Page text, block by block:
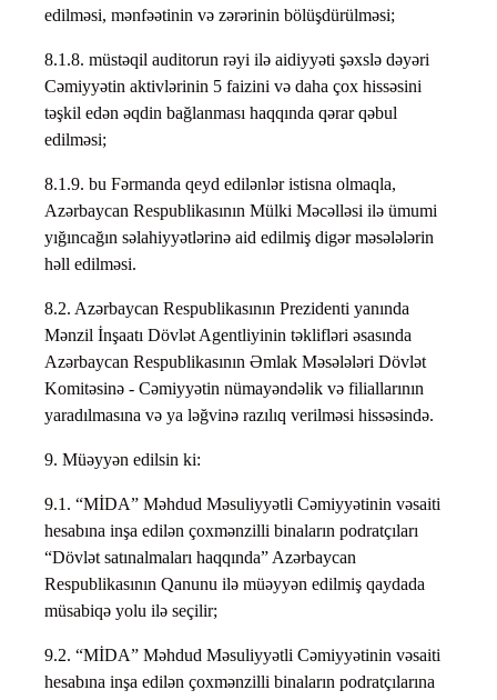
edilməsi, mənfəətinin və zərərinin bölüşdürülməsi;
8.1.8. müstəqil auditorun rəyi ilə aidiyyəti şəxslə dəyəri
Cəmiyyətin aktivlərinin 5 faizini və daha çox hissəsini
təşkil edən əqdin bağlanması haqqında qərar qəbul
edilməsi;
8.1.9. bu Fərmanda qeyd edilənlər istisna olmaqla,
Azərbaycan Respublikasının Mülki Məcəlləsi ilə ümumi
yığıncağın səlahiyyətlərinə aid edilmiş digər məsələlərin
həll edilməsi.
8.2. Azərbaycan Respublikasının Prezidenti yanında
Mənzil İnşaatı Dövlət Agentliyinin təklifləri əsasında
Azərbaycan Respublikasının Əmlak Məsələləri Dövlət
Komitəsinə - Cəmiyyətin nümayəndəlik və filiallarının
yaradılmasına və ya ləğvinə razılıq verilməsi hissəsində.
9. Müəyyən edilsin ki:
9.1. “MİDA” Məhdud Məsuliyyətli Cəmiyyətinin vəsaiti
hesabına inşa edilən çoxmənzilli binaların podratçıları
“Dövlət satınalmaları haqqında” Azərbaycan
Respublikasının Qanunu ilə müəyyən edilmiş qaydada
müsabiqə yolu ilə seçilir;
9.2. “MİDA” Məhdud Məsuliyyətli Cəmiyyətinin vəsaiti
hesabına inşa edilən çoxmənzilli binaların podratçılarına